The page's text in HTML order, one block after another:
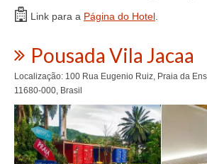
Link para a Página do Hotel.
Pousada Vila Jacaa
Localização: 100 Rua Eugenio Ruiz, Praia da
11680-000, Brasil